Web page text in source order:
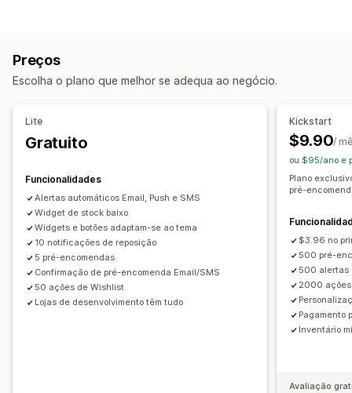
Personalização
Botões
Selos
Texto personalizado
Limites de encomenda
Variantes
Opções de pagamento
Agendamento de pagamentos
Carrinho misto
Stock baixo
Multilingue Impulso da Web E-mail SMS Esgotado
Botão de notificação
Contador de stock
Análise de dados e relatórios
Procura dos clientes Relatórios de inventário
Relatórios de desempenho
Rastreio de inventário
Preços
Escolha o plano que melhor se adequa ao negócio.
Lite
Gratuito
Funcionalidades
Alertas automáticos Email, Push e SMS
Widget de stock baixo
Widgets e botões adaptam-se ao tema
10 notificações de reposição
5 pré-encomendas
Confirmação de pré-encomenda Email/SMS
50 ações de Wishlist
Lojas de desenvolvimento têm tudo
Kickstart
$9.90/
ou $95/ano e
Plano
pré-
$3.96 no
500 pré-
500 alertas
2000
Pagamento
Inventário
Avaliação